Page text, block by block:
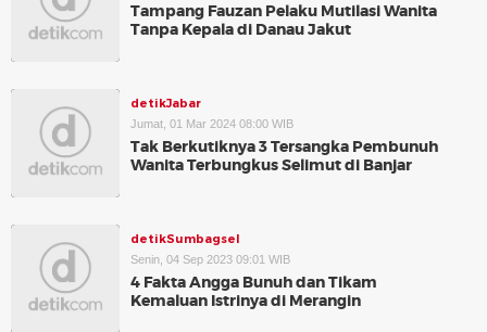
Tampang Fauzan Pelaku Mutilasi Wanita
Tanpa Kepala di Danau Jakut
detikJabar
Jumat, 01 Mar 2024 08:00 WIB
Tak Berkutiknya 3 Tersangka Pembunuh
Wanita Terbungkus Selimut di Banjar
detikSumbagsel
Senin, 04 Sep 2023 09:01 WIB
4 Fakta Angga Bunuh dan Tikam
Kemaluan Istrinya di Merangin